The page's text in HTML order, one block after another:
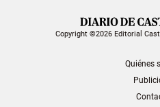
Copyright ©2026 Editorial
Quiénes